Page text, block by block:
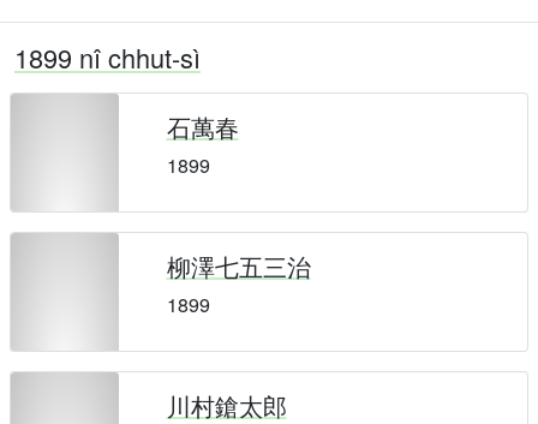
1899 nî chhut-sì
石萬春
1899
柳澤七五三治
1899
川村鎗太郎